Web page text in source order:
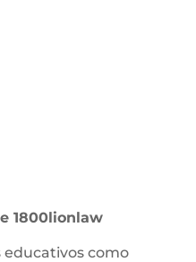
1800lionlaw
educativos como